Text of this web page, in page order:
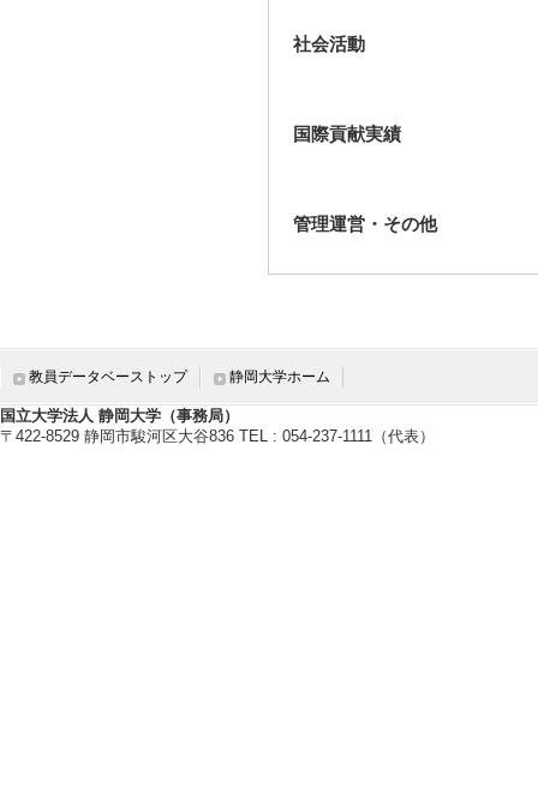
社会活動
国際貢献実績
管理運営・その他
教員データベーストップ 静岡大学ホーム
国立大学法人 静岡大学（事務局）
〒422-8529 静岡市駿河区大谷836 TEL : 054-237-1111（代表）